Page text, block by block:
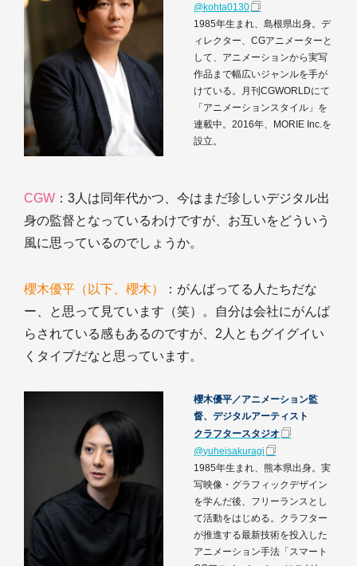
@kohta0130
1985年生まれ、島根県出身。デ
ィレクター、CGアニメーターと
して、アニメーションから実写
作品まで幅広いジャンルを手が
けている。月刊CGWORLDにて
「アニメーションスタイル」を
連載中。2016年、MORIE Inc.を
設立。
CGW ：3人は同年代かつ、今はまだ珍しいデジタル出
身の監督となっているわけですが、お互いをどういう
風に思っているのでしょうか。
櫻木優平（以下、櫻木）
：がんばってる人たちだな
ー、と思って見ています（笑）。自分は会社にがんば
らされている感もあるのですが、2人ともグイグイい
くタイプだなと思っています。
櫻木優平／アニメーション監
督、デジタルアーティスト
クラフタースタジオ
@yuheisakuragi
1985年生まれ、熊本県出身。実
写映像・グラフィックデザイン
を学んだ後、フリーランスとし
て活動をはじめる。クラフター
が推進する最新技術を投入した
アニメーション手法「スマート